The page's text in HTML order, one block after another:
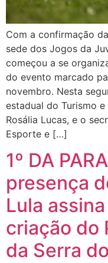
Com a confirmação
sede dos Jogos da
começou a se
do evento marcado
novembro. Nesta
estadual do Turismo
Rosália Lucas, e o
Esporte e […]
1º DA
presença
Lula
criação do
da Serra